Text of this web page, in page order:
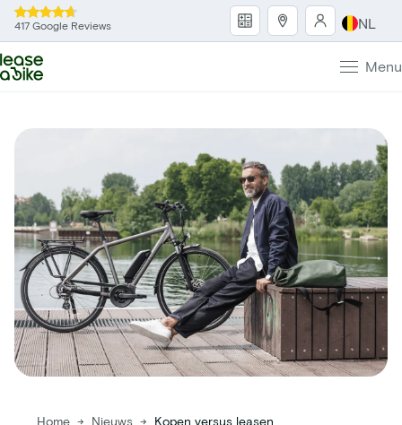
417 Google Reviews NL
Menu
Home → Nieuws → Kopen versus leasen